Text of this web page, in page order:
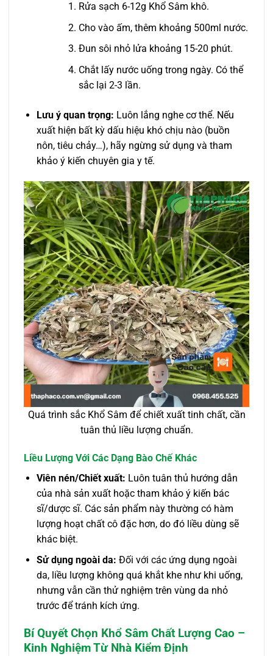
Rửa sạch 6-12g Khổ Sâm khô.
Cho vào ấm, thêm khoảng 500ml nước.
Đun sôi nhỏ lửa khoảng 15-20 phút.
Chắt lấy nước uống trong ngày. Có thể
sắc lại 2-3 lần.
Lưu ý quan trọng: Luôn lắng nghe cơ thể. Nếu
xuất hiện bất kỳ dấu hiệu khó chịu nào (buồn
nôn, tiêu chảy…), hãy ngừng sử dụng và tham
khảo ý kiến chuyên gia y tế.
Quá trình sắc Khổ Sâm để chiết xuất tinh chất, cần
tuân thủ liều lượng chuẩn.
Liều Lượng Với Các Dạng Bào Chế Khác
Viên nén/Chiết xuất: Luôn tuân thủ hướng dẫn
của nhà sản xuất hoặc tham khảo ý kiến bác
sĩ/dược sĩ. Các sản phẩm này thường có hàm
lượng hoạt chất cô đặc hơn, do đó liều dùng sẽ
khác biệt.
Sử dụng ngoài da: Đối với các ứng dụng ngoài
da, liều lượng không quá khắt khe như khi uống,
nhưng vẫn cần thử nghiệm trên vùng da nhỏ
trước để tránh kích ứng.
Bí Quyết Chọn Khổ Sâm Chất Lượng Cao –
Kinh Nghiệm Từ Nhà Kiểm Định